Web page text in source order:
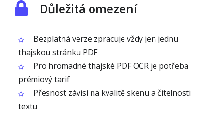
Důležitá omezení
Bezplatná verze zpracuje vždy jen jednu
thajskou stránku PDF
Pro hromadné thajské PDF OCR je potřeba
prémiový tarif
Přesnost závisí na kvalitě skenu a čitelnosti
textu